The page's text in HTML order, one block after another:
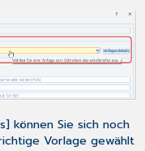
können Sie sich noch
Vorlage gewählt